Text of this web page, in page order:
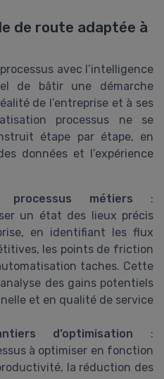
de route adaptée à
avec l’intelligence
de bâtir une démarche
de l’entreprise et à ses
processus ne se
étape par étape, en
données et l’expérience
processus métiers :
un état des lieux précis
en identifiant les flux
les points de friction
taches. Cette
des gains potentiels
et en qualité de service
d’optimisation :
à optimiser en fonction
la réduction des